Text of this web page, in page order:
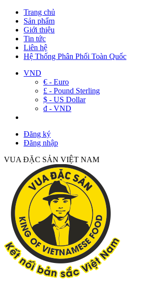
Trang chủ
Sản phẩm
Giới thiệu
Tin tức
Liên hệ
Hệ Thống Phân Phối Toàn Quốc
VND
€ - Euro
£ - Pound Sterling
$ - US Dollar
đ - VND
Đăng ký
Đăng nhập
VUA ĐẶC SẢN VIỆT NAM